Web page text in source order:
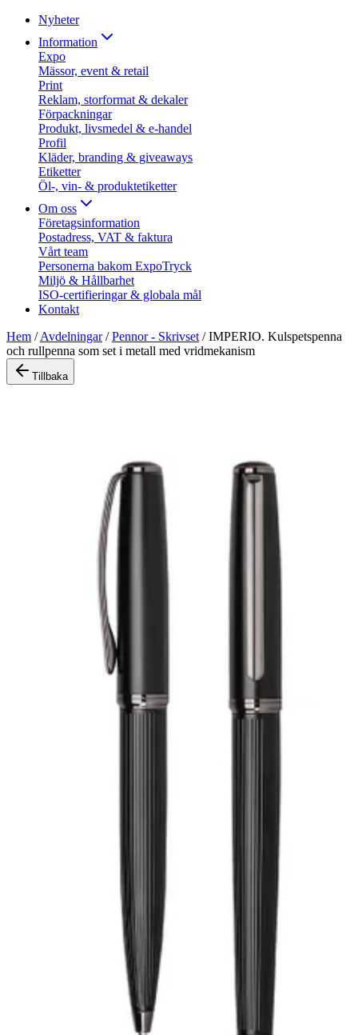
Nyheter
Information
Expo
Mässor, event & retail
Print
Reklam, storformat & dekaler
Förpackningar
Produkt, livsmedel & e-handel
Profil
Kläder, branding & giveaways
Etiketter
Öl-, vin- & produktetiketter
Om oss
Företagsinformation
Postadress, VAT & faktura
Vårt team
Personerna bakom ExpoTryck
Miljö & Hållbarhet
ISO-certifieringar & globala mål
Kontakt
Hem /Avdelningar/Pennor - Skrivset /IMPERIO. Kulspetspenna
och rullpenna som set i metall med vridmekanism
Tillbaka